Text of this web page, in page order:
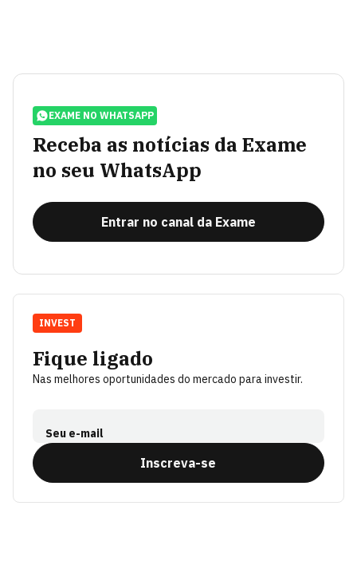
EXAME NO WHATSAPP
Receba as notícias da Exame
no seu WhatsApp
Entrar no canal da Exame
Fique ligado
Nas melhores oportunidades do mercado para investir.
Seu e-mail
Inscreva-se
INVEST